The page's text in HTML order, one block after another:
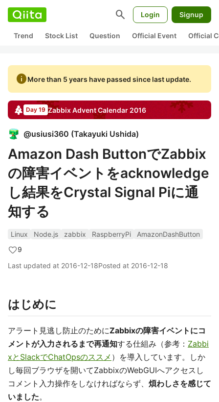
search Login Signup
Trend Stock List Question Official Event Official
infoMore than 5 years have passed since last update.
Day 19 ZabbixAdvent Calendar 2016
@usiusi360 (Takayuki Ushida)
Amazon Dash ButtonでZabbix
の障害イベントをacknowledge
し結果をCrystal Signal Piに通
知する
Linux Node.js zabbix RaspberryPi
AmazonDashButton
9
Last updated at 2016-12-18Posted at 2016-12-18
はじめに
アラート見逃し防止のためにZabbixの障害イベントにコ
メントが入力されるまで再通知する仕組み（参考： Zabbi
xとSlackでChatOpsのススメ ）を導入しています。しか
し毎回ブラウザを開いてZabbixのWebGUIへアクセスし
コメント入力操作をしなければならず、 煩わしさを感じて
いました。